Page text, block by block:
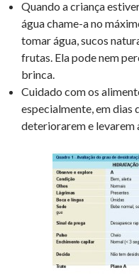
Quando a criança
água chame-a no
tomar água, sucos
frutas. Ela pode nem
brinca.
Cuidado com os
especialmente, em dias
deteriorarem e levarem